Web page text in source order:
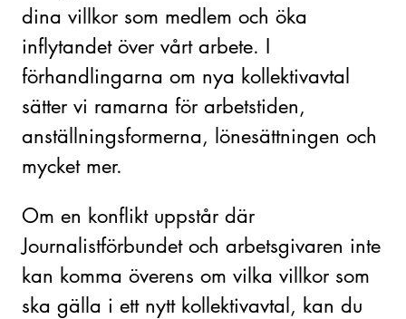
dina villkor som medlem och öka
inflytandet över vårt arbete. I
förhandlingarna om nya kollektivavtal
sätter vi ramarna för arbetstiden,
anställningsformerna, lönesättningen och
mycket mer.
Om en konflikt uppstår där
Journalistförbundet och arbetsgivaren inte
kan komma överens om vilka villkor som
ska gälla i ett nytt kollektivavtal, kan du